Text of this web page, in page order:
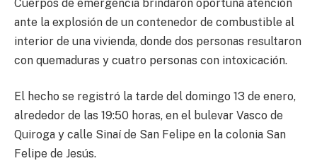
Cuerpos de emergencia brindaron oportuna atención
ante la explosión de un contenedor de combustible al
interior de una vivienda, donde dos personas resultaron
con quemaduras y cuatro personas con intoxicación.
El hecho se registró la tarde del domingo 13 de enero,
alrededor de las 19:50 horas, en el bulevar Vasco de
Quiroga y calle Sinaí de San Felipe en la colonia San
Felipe de Jesús.